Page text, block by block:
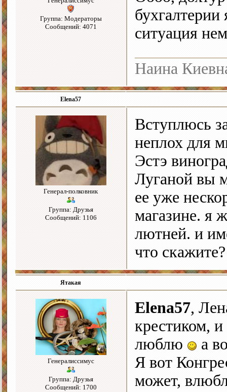
Группа: Модераторы
Сообщений: 4071
бухгалтерии
ситуация
Наина
Elena57
Генерал-полковник
Группа: Друзья
Сообщений: 1106
Вступлюсь
неплох для
Эстэ
Луганой вы
ее уже
магазине. я
лютней. и
что скажите?
Ятакая
Генералиссимус
Группа: Друзья
Сообщений: 1700
Elena57,
крестиком,
люблю
а
Я вот
может,